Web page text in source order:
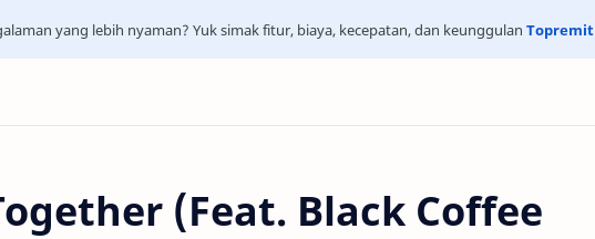
yang lebih nyaman? Yuk simak fitur, biaya, kecepatan, dan keunggulan Topremit
(Feat. Black Coffee